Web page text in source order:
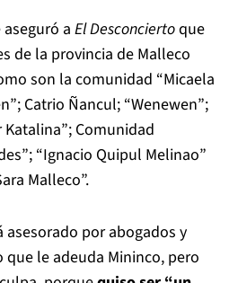
a El Desconciertoque
de la provincia de Malleco
son la comunidad “Micaela
Catrio Ñancul; “Wenewen”;
Katalina”; Comunidad
“Ignacio Quipul Melinao”
Malleco”.
asesorado por abogados y
le adeuda Mininco, pero